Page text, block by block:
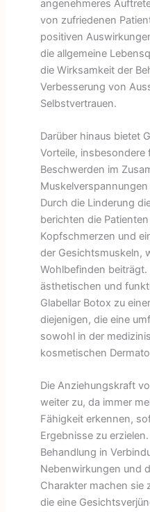
angenehmeres
von zufriedenen
positiven
die allgemeine
die Wirksamkeit der
Verbesserung von
Selbstvertrauen.
Darüber hinaus bietet
Vorteile, insbesondere
Beschwerden im
Durch die Linderung
berichten die
Kopfschmerzen und
der Gesichtsmuskeln,
Wohlbefinden beiträgt.
ästhetischen und
Glabellar Botox zu
diejenigen, die eine
sowohl in der
kosmetischen
Die Anziehungskraft
weiter zu, da immer
Fähigkeit erkennen,
Ergebnisse zu
Behandlung in
Nebenwirkungen und
Charakter machen sie
die eine